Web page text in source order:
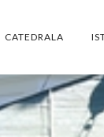
CATEDRALA